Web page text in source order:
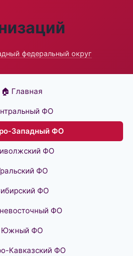
федеральный округ
🏠 Главная
ФО
Западный ФО
ФО
ФО
ФО
ФО
Южный ФО
Кавказский ФО